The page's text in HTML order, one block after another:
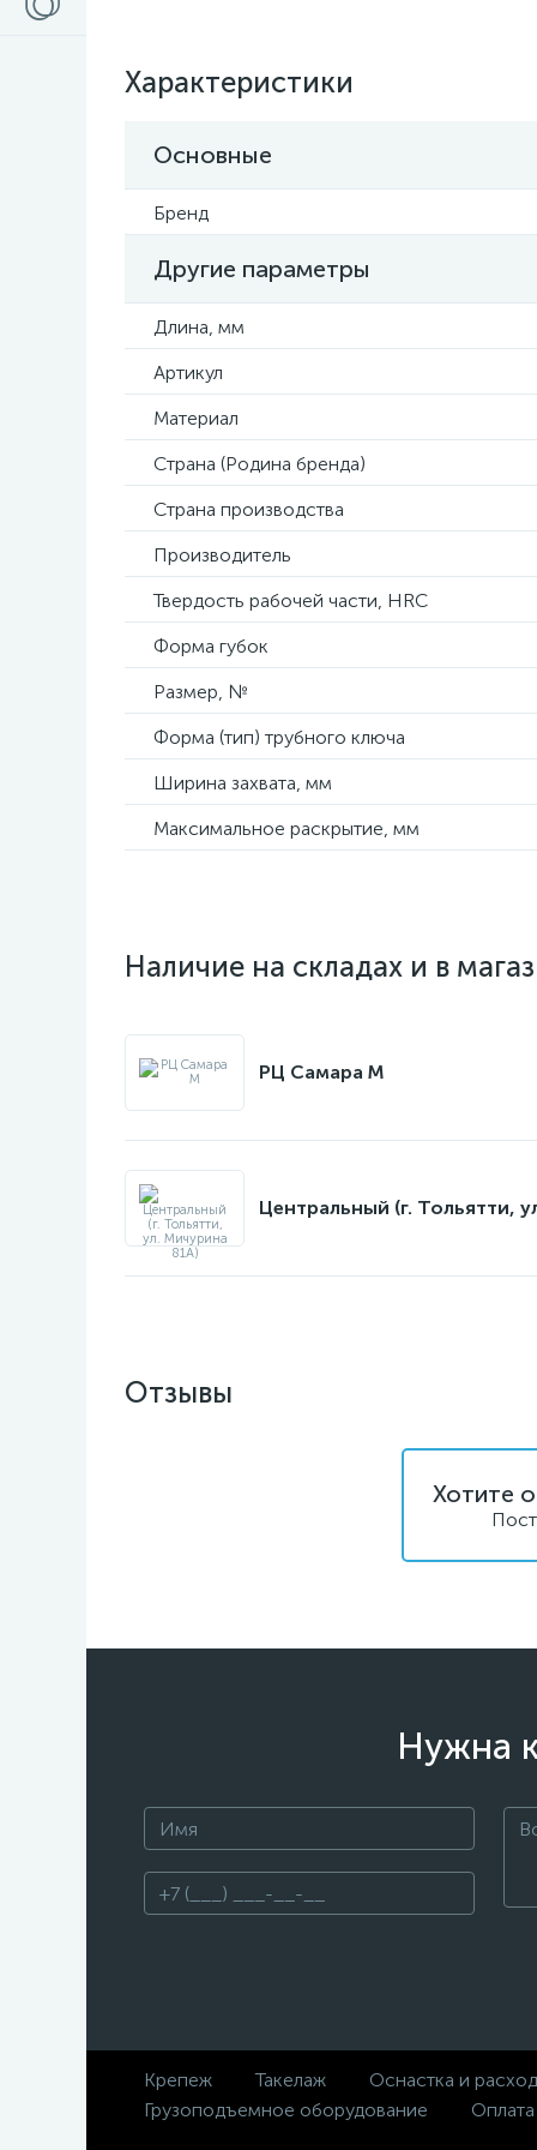
Характеристики
Основные
Бренд
Другие параметры
Длина, мм
Артикул
Материал
Страна (Родина бренда)
Страна производства
Производитель
Твердость рабочей части, HRC
Форма губок
Размер, №
Форма (тип) трубного ключа
Ширина захвата, мм
Максимальное раскрытие, мм
Наличие на складах и в
РЦ Самара M
Центральный (г. Тольятти,
Отзывы
Хотите
Нужна
Крепеж Такелаж
Оснастка и
Грузоподъемное оборудование